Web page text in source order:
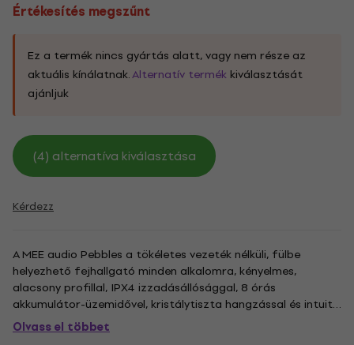
Értékesítés megszűnt
Ez a termék nincs gyártás alatt, vagy nem része az
aktuális kínálatnak.Alternatív termék kiválasztását
ajánljuk
(4) alternatíva kiválasztása
Kérdezz
A MEE audio Pebbles a tökéletes vezeték nélküli, fülbe
helyezhető fejhallgató minden alkalomra, kényelmes,
alacsony profillal, IPX4 izzadásállósággal, 8 órás
akkumulátor-üzemidővel, kristálytiszta hangzással és intuitív
érintésvezérléssel. A Pebbles egyedi formáját úgy alakították
ki, hogy kövesse a fül természetes körvonalait, alacsony
Olvass el többet